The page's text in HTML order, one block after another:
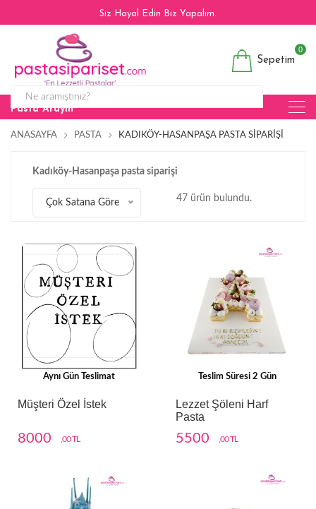
Siz Hayal Edin Biz Yapalım.
Sepetim
0
Pasta Arayın
ANASAYFA PASTA KADIKÖY-HASANPAŞA PASTA SIPARIŞI
Kadıköy-Hasanpaşa pasta siparişi
Çok Satana Göre 47 ürün bulundu.
Aynı Gün Teslimat
Müşteri Özel İstek
8000 ,00 TL
Teslim Süresi 2 Gün
Lezzet Şöleni Harf
Pasta
5500 ,00 TL